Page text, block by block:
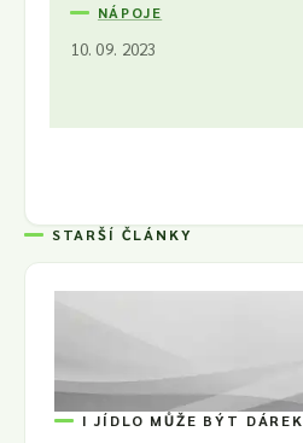
NÁPOJE
10. 09. 2023
STARŠÍ ČLÁNKY
I JÍDLO MŮŽE BÝT DÁREK